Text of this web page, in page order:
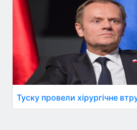
Туску провели хірургічне